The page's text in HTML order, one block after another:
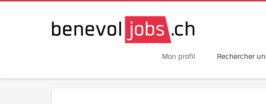
Mon profil Rechercher